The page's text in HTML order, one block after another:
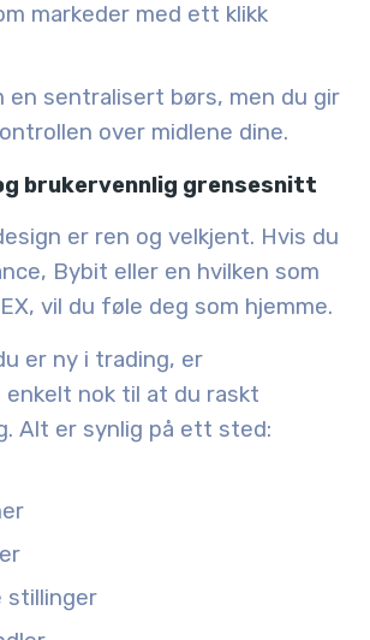
markeder med ett klikk
en sentralisert børs, men du gir
over midlene dine.
brukervennlig grensesnitt
er ren og velkjent. Hvis du
Bybit eller en hvilken som
vil du føle deg som hjemme.
er ny i trading, er
nok til at du raskt
Alt er synlig på ett sted:
stillinger